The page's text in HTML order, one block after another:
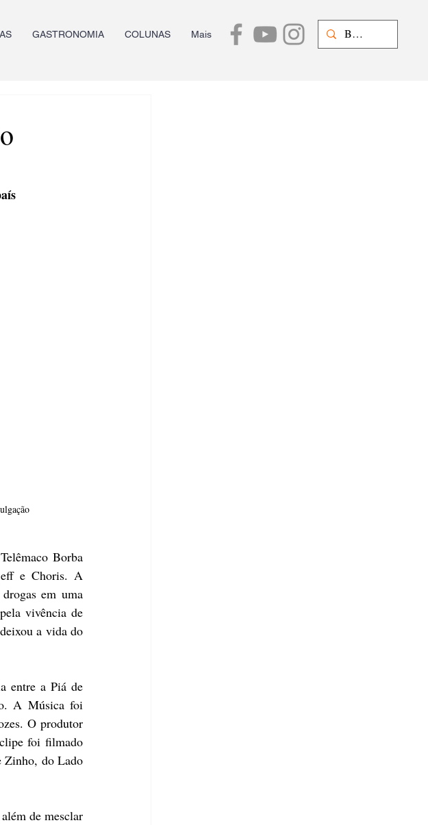
GASTRONOMIA COLUNAS Mais
Borba
e Choris. A
em uma
vivência de
a vida do
entre a Piá de
A Música foi
O produtor
foi filmado
Zinho, do Lado
de mesclar